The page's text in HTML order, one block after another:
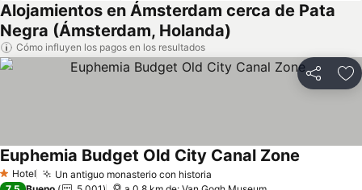
Alojamientos en Ámsterdam cerca de Pata
Negra (Ámsterdam, Holanda)
Cómo influyen los pagos en los resultados
Compartir
1 Estrellas
Hotel Un antiguo monasterio con historia
Euphemia Budget Old City Canal Zone